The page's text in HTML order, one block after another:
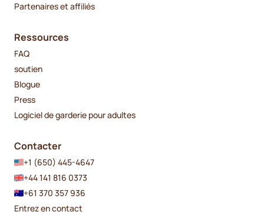
Partenaires et affiliés
Ressources
FAQ
soutien
Blogue
Press
Logiciel de garderie pour adultes
Contacter
+1 (650) 445-4647
+44 141 816 0373
+61 370 357 936
Entrez en contact